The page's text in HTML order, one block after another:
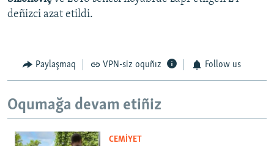
deñizci azat etildi.
Paylaşmaq VPN-siz oquñız Follow us
Oqumağa devam etiñiz
CEMİYET